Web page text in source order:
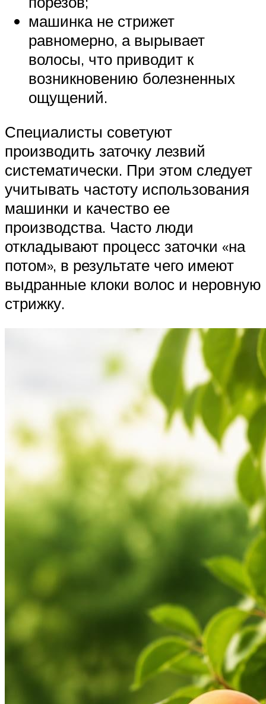
машинка не стрижет
равномерно, а вырывает
волосы, что приводит к
возникновению болезненных
ощущений.
Специалисты советуют
производить заточку лезвий
систематически. При этом следует
учитывать частоту использования
машинки и качество ее
производства. Часто люди
откладывают процесс заточки «на
потом», в результате чего имеют
выдранные клоки волос и неровную
стрижку.